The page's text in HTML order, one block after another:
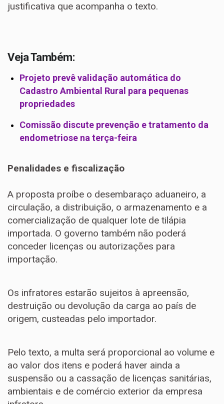
justificativa que acompanha o texto.
Veja Também:
Projeto prevê validação automática do
Cadastro Ambiental Rural para pequenas
propriedades
Comissão discute prevenção e tratamento da
endometriose na terça-feira
Penalidades e fiscalização
A proposta proíbe o desembaraço aduaneiro, a
circulação, a distribuição, o armazenamento e a
comercialização de qualquer lote de tilápia
importada. O governo também não poderá
conceder licenças ou autorizações para
importação.
Os infratores estarão sujeitos à apreensão,
destruição ou devolução da carga ao país de
origem, custeadas pelo importador.
Pelo texto, a multa será proporcional ao volume e
ao valor dos itens e poderá haver ainda a
suspensão ou a cassação de licenças sanitárias,
ambientais e de comércio exterior da empresa